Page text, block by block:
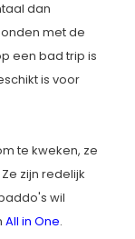
dan
met de
een bad trip is
is voor
te kweken, ze
zijn redelijk
wil
All in One.